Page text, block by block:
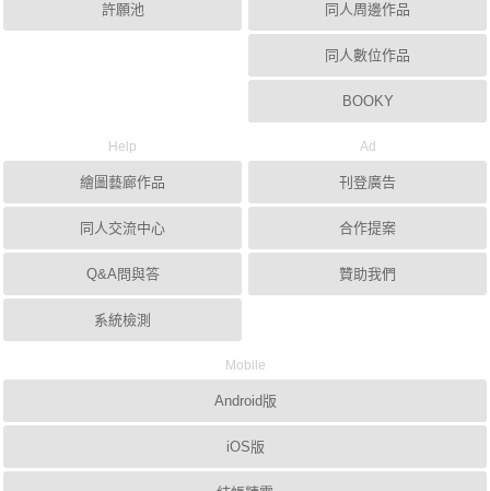
許願池 同人周邊作品
同人數位作品
BOOKY
Help
繪圖藝廊作品
同人交流中心
Q&A問與答
系統檢測
Ad
刊登廣告
合作提案
贊助我們
Mobile
Android版
iOS版